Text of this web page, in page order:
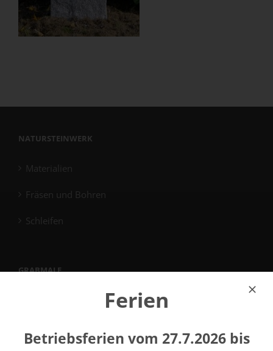
NATURSTEINWERK
Materialien
Fräsen und Bohren
Schleifen
GRABMALE
Ferien
Betriebsferien vom 27.7.2026 bis